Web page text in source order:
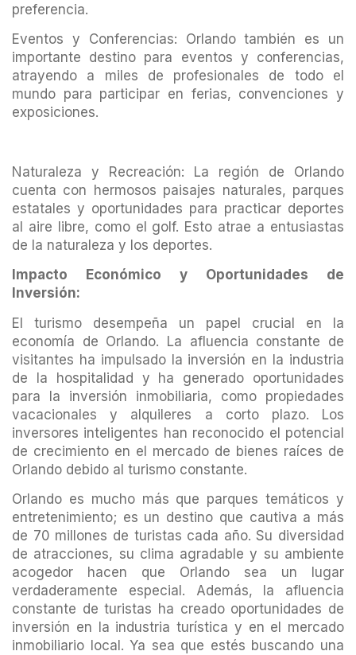
preferencia.
Eventos y Conferencias: Orlando también es un
importante destino para eventos y conferencias,
atrayendo a miles de profesionales de todo el
mundo para participar en ferias, convenciones y
exposiciones.
Naturaleza y Recreación: La región de Orlando
cuenta con hermosos paisajes naturales, parques
estatales y oportunidades para practicar deportes
al aire libre, como el golf. Esto atrae a entusiastas
de la naturaleza y los deportes.
Impacto Económico y Oportunidades de
Inversión:
El turismo desempeña un papel crucial en la
economía de Orlando. La afluencia constante de
visitantes ha impulsado la inversión en la industria
de la hospitalidad y ha generado oportunidades
para la inversión inmobiliaria, como propiedades
vacacionales y alquileres a corto plazo. Los
inversores inteligentes han reconocido el potencial
de crecimiento en el mercado de bienes raíces de
Orlando debido al turismo constante.
Orlando es mucho más que parques temáticos y
entretenimiento; es un destino que cautiva a más
de 70 millones de turistas cada año. Su diversidad
de atracciones, su clima agradable y su ambiente
acogedor hacen que Orlando sea un lugar
verdaderamente especial. Además, la afluencia
constante de turistas ha creado oportunidades de
inversión en la industria turística y en el mercado
inmobiliario local. Ya sea que estés buscando una